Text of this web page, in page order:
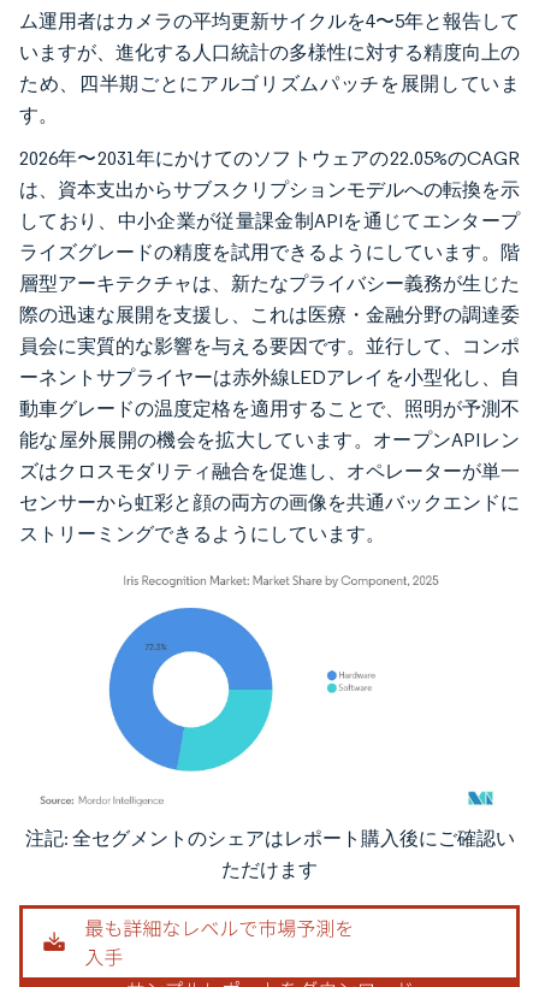
ム運用者はカメラの平均更新サイクルを4〜5年と報告して
いますが、進化する人口統計の多様性に対する精度向上の
ため、四半期ごとにアルゴリズムパッチを展開していま
す。
2026年〜2031年にかけてのソフトウェアの22.05%のCAGR
は、資本支出からサブスクリプションモデルへの転換を示
しており、中小企業が従量課金制APIを通じてエンタープ
ライズグレードの精度を試用できるようにしています。階
層型アーキテクチャは、新たなプライバシー義務が生じた
際の迅速な展開を支援し、これは医療・金融分野の調達委
員会に実質的な影響を与える要因です。並行して、コンポ
ーネントサプライヤーは赤外線LEDアレイを小型化し、自
動車グレードの温度定格を適用することで、照明が予測不
能な屋外展開の機会を拡大しています。オープンAPIレン
ズはクロスモダリティ融合を促進し、オペレーターが単一
センサーから虹彩と顔の両方の画像を共通バックエンドに
ストリーミングできるようにしています。
画像 © Mordor Intelligence。再利用にはCC BY 4.0の表示が必要です。
注記: 全セグメントのシェアはレポート購入後にご確認い
ただけます